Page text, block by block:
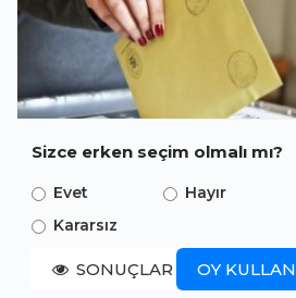
Sizce erken seçim olmalı mı?
Evet
Hayır
Kararsız
SONUÇLAR OY KULLAN